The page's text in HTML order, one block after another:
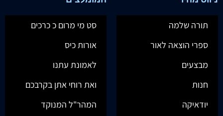
תורה שלמה
ספרי הוצאה לאור
מבצעים
חנות
יודאיקה
סט מי מרום כ כרכים
אורות כיס
לאמונת עתנו
ואת רוחי אתן בקרבכם
המהר"ל המנוקד